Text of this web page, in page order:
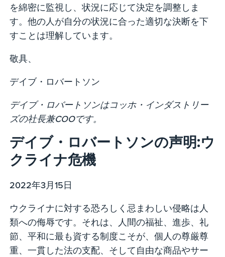
を綿密に監視し、状況に応じて決定を調整しま
す。他の人が自分の状況に合った適切な決断を下
すことは理解しています。
敬具、
デイブ・ロバートソン
デイブ・ロバートソンはコッホ・インダストリー
ズの社長兼COOです。
デイブ・ロバートソンの声明:ウ
クライナ危機
2022年3月15日
ウクライナに対する恐ろしく忌まわしい侵略は人
類への侮辱です。それは、人間の福祉、進歩、礼
節、平和に最も資する制度こそが、個人の尊厳尊
重、一貫した法の支配、そして自由な商品やサー